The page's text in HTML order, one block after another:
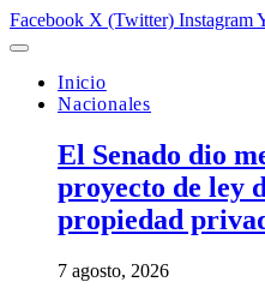
Facebook X (Twitter) Instagram
Inicio
Nacionales
El Senado dio
proyecto de ley
propiedad
7 agosto, 2026